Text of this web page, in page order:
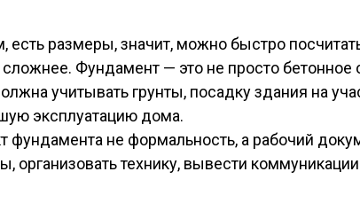
размеры, значит, можно быстро
сложнее. Фундамент — это не просто
учитывать грунты, посадку здания на
эксплуатацию дома.
фундамента не формальность, а рабочий
организовать технику, вывести